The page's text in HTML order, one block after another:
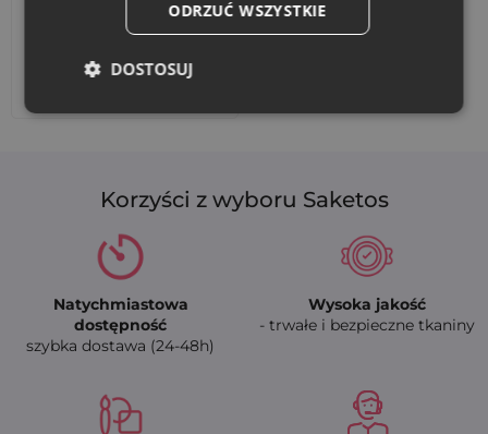
Korzyści z wyboru Saketos
Natychmiastowa
dostępność
szybka dostawa (24-48h)
Wysoka jakość
- trwałe i bezpieczne tkaniny
ODRZUĆ WSZYSTKIE
DOSTOSUJ